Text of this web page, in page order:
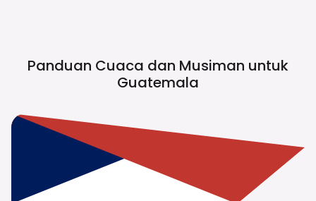
Panduan Cuaca dan Musiman untuk
Guatemala